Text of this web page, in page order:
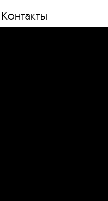
Контакты